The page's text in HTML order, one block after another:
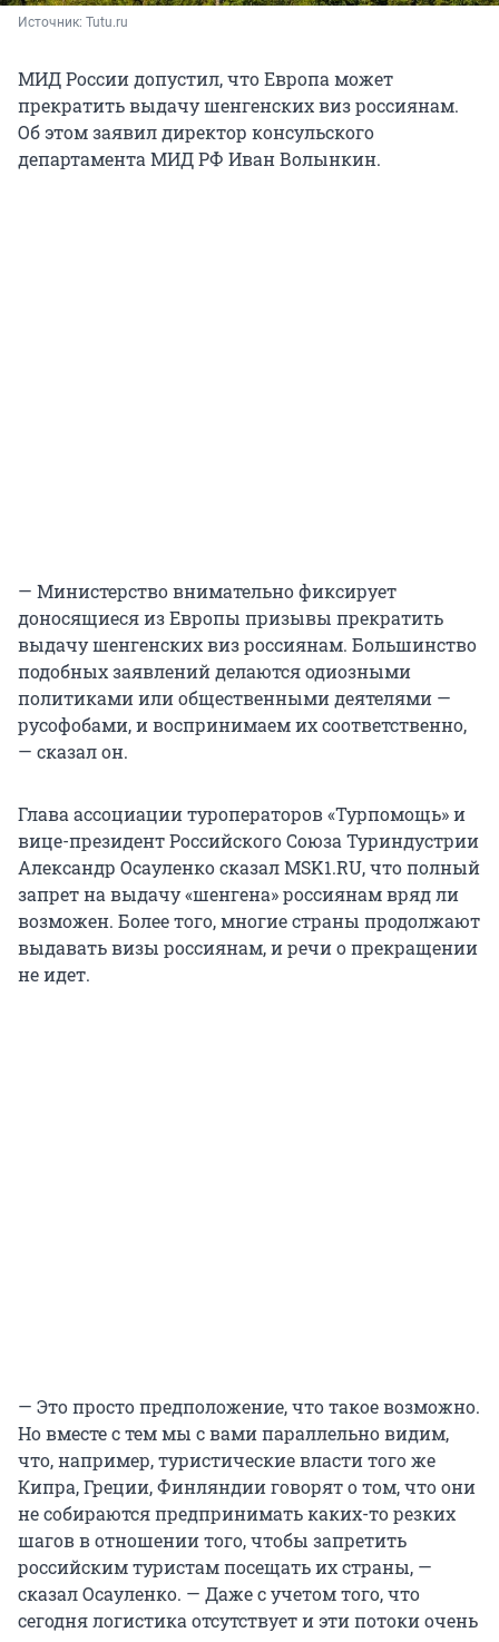
Источник: Tutu.ru
МИД России допустил, что Европа может
прекратить выдачу шенгенских виз россиянам.
Об этом заявил директор консульского
департамента МИД РФ Иван Волынкин.
— Министерство внимательно фиксирует
доносящиеся из Европы призывы прекратить
выдачу шенгенских виз россиянам. Большинство
подобных заявлений делаются одиозными
политиками или общественными деятелями —
русофобами, и воспринимаем их соответственно,
— сказал он.
Глава ассоциации туроператоров «Турпомощь» и
вице-президент Российского Союза Туриндустрии
Александр Осауленко сказал MSK1.RU, что полный
запрет на выдачу «шенгена» россиянам вряд ли
возможен. Более того, многие страны продолжают
выдавать визы россиянам, и речи о прекращении
не идет.
— Это просто предположение, что такое возможно.
Но вместе с тем мы с вами параллельно видим,
что, например, туристические власти того же
Кипра, Греции, Финляндии говорят о том, что они
не собираются предпринимать каких-то резких
шагов в отношении того, чтобы запретить
российским туристам посещать их страны, —
сказал Осауленко. — Даже с учетом того, что
сегодня логистика отсутствует и эти потоки очень